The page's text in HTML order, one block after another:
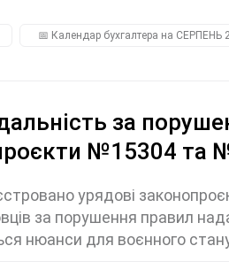
📅 Календар бухгалтера на СЕРПЕНЬ
за
№15304 та
урядові
за порушення правил
нюанси для воєнного